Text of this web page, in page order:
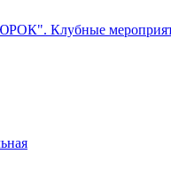
Клубные